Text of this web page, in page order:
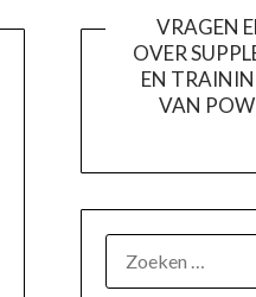
VRAGEN
OVER
EN
VAN
NAAR: